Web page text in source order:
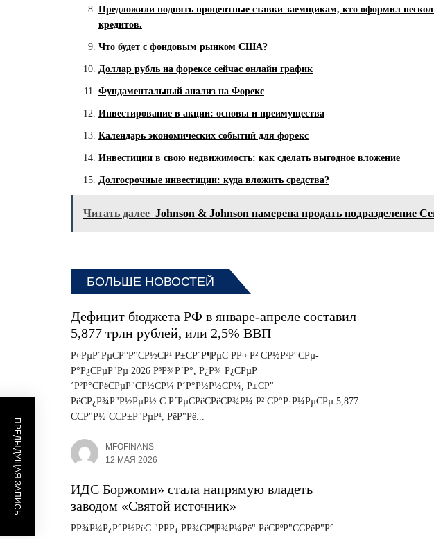
Предложили поднять процентные ставки заемщикам, кто оформил
кредитов.
Что будет с фондовым рынком США?
Доллар рубль на форексе сейчас онлайн график
Фундаментальный анализ на Форекс
Инвестирование в акции: основы и преимущества
Календарь экономических событий для форекс
Инвестиции в свою недвижимость: как сделать выгодное вложение
Долгосрочные инвестиции: куда вложить средства?
Читать далее Johnson & Johnson намерена продать подразделение
ПРЕДЫДУЩАЯ ЗАПИСЬ
БОЛЬШЕ НОВОСТЕЙ
Дефицит бюджета РФ в январе-апреле составил
5,877 трлн рублей, или 2,5% ВВП
Р¤РµР´РµСР°Р"СР½СР¹ Р±СР´Р¶РµС РР¤ Р² СР½Р²Р°СРµ-
Р°Р¿СРµР"Рµ 2026 Р³Р¾Р´Р°, Р¿Р¾ Р¿СРµР
´Р²Р°СРёСРµР"СР½СР¼ Р´Р°Р½Р½СР¼, Р±СР"
РёСР¿Р¾Р"Р½РµР½ С Р´РµСРёСРёСР¾Р¼ Р² СР°Р·Р¼РµСРµ 5,877
ССР"Р½ ССР±Р"РµР¹, РёР"Рё...
MFOFINANS
12 МАЯ 2026
ИДС Боржоми» стала напрямую владеть
заводом «Святой источник»
РР¾Р¼Р¿Р°Р½РёС "РРР¡ РР¾СР¶Р¾Р¼Рё" РёСРºР"ССРёР"Р°